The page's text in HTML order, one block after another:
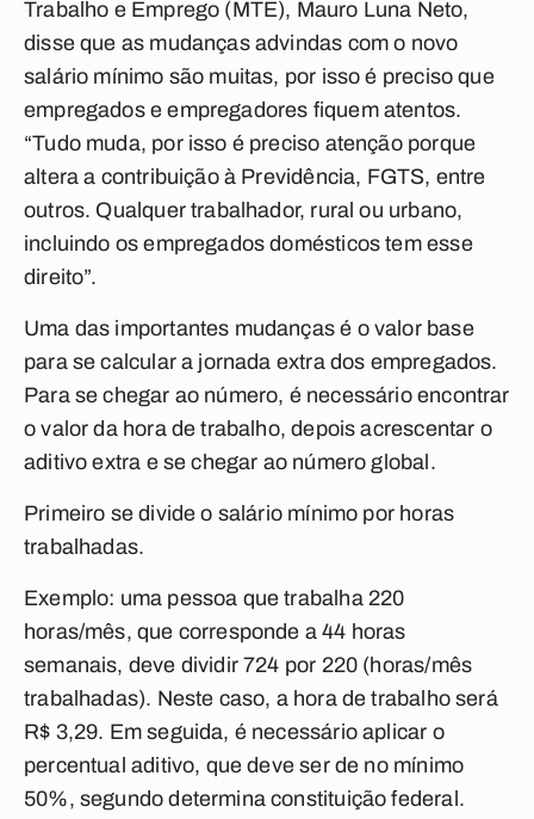
Trabalho e Emprego (MTE), Mauro Luna Neto,
disse que as mudanças advindas com o novo
salário mínimo são muitas, por isso é preciso que
empregados e empregadores fiquem atentos.
“Tudo muda, por isso é preciso atenção porque
altera a contribuição à Previdência, FGTS, entre
outros. Qualquer trabalhador, rural ou urbano,
incluindo os empregados domésticos tem esse
direito”.
Uma das importantes mudanças é o valor base
para se calcular a jornada extra dos empregados.
Para se chegar ao número, é necessário encontrar
o valor da hora de trabalho, depois acrescentar o
aditivo extra e se chegar ao número global.
Primeiro se divide o salário mínimo por horas
trabalhadas.
Exemplo: uma pessoa que trabalha 220
horas/mês, que corresponde a 44 horas
semanais, deve dividir 724 por 220 (horas/mês
trabalhadas). Neste caso, a hora de trabalho será
R$ 3,29. Em seguida, é necessário aplicar o
percentual aditivo, que deve ser de no mínimo
50%, segundo determina constituição federal.